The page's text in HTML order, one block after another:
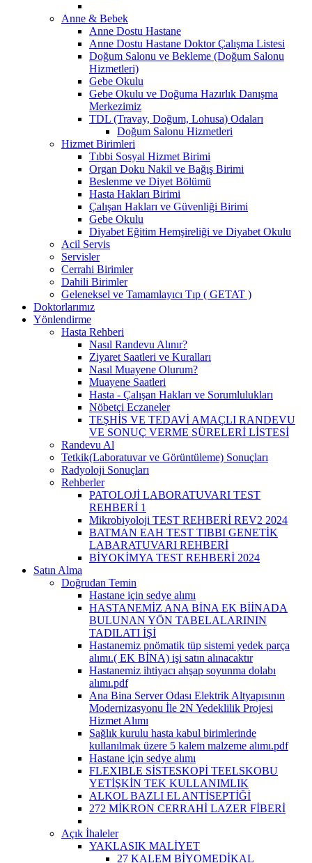
Anne & Bebek
Anne Dostu Hastane
Anne Dostu Hastane Doktor Çalışma Listesi
Doğum Salonu ve Bekleme (Doğum Salonu
Hizmetleri)
Gebe Okulu
Gebe Okulu ve Doğuma Hazırlık Danışma
Merkezimiz
TDL (Travay, Doğum, Lohusa) Odaları
Doğum Salonu Hizmetleri
Hizmet Birimleri
Tıbbi Sosyal Hizmet Birimi
Organ Doku Nakil ve Bağış Birimi
Beslenme ve Diyet Bölümü
Hasta Hakları Birimi
Çalışan Hakları ve Güvenliği Birimi
Gebe Okulu
Diyabet Eğitim Hemşireliği ve Diyabet Okulu
Acil Servis
Servisler
Cerrahi Birimler
Dahili Birimler
Geleneksel ve Tamamlayıcı Tıp ( GETAT )
Doktorlarımız
Yönlendirme
Hasta Rehberi
Nasıl Randevu Alınır?
Ziyaret Saatleri ve Kuralları
Nasıl Muayene Olurum?
Muayene Saatleri
Hasta - Çalışan Hakları ve Sorumlulukları
Nöbetçi Eczaneler
TEŞHİS VE TEDAVİ AMAÇLI RANDEVU
VE SONUÇ VERME SÜRELERİ LİSTESİ
Randevu Al
Tetkik(Laboratuvar ve Görüntüleme) Sonuçları
Radyoloji Sonuçları
Rehberler
PATOLOJİ LABORATUVARI TEST
REHBERİ 1
Mikrobiyoloji TEST REHBERİ REV2 2024
BATMAN EAH TEST TIBBI GENETİK
LABARATUVARI REHBERİ
BİYOKİMYA TEST REHBERİ 2024
Satın Alma
Doğrudan Temin
Hastane için sedye alımı
HASTANEMİZ ANA BİNA EK BİİNADA
BULUNAN YÖN TABELALARININ
TADILATI İŞİ
Hastanemiz pnömatik tüp sistemi yedek parça
alımı.( EK BİNA) işi satın alınacaktır
Hastanemiz ihtiyacı ahşap soyunma dolabı
alımı.pdf
Ana Bina Server Odası Elektrik Altyapısının
Modernizasyonu İle 2N Yedeklilik Projesi
Hizmet Alımı
Sağlık kurulu hasta kabul birimlerinde
kullanılmak üzere 5 kalem malzeme alımı.pdf
Hastane için sedye alımı
FLEXIBLE SİSTESKOPİ TEELSKOBU
YETİŞKİN TEK KULLANIMLIK
ALKOL BAZLI EL ANTİSEPTİĞİ
272 MİKRON CERRAHİ LAZER FİBERİ
Açık İhaleler
YAKLASIK MALİYET
27 KALEM BİYOMEDİKAL